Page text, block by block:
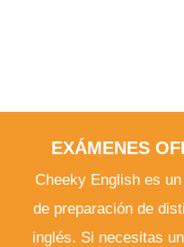
EXÁMENES
Cheeky English es
de preparación de
inglés. Si necesitas